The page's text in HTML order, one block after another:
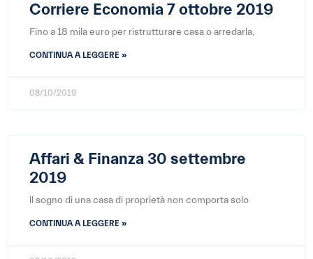
Corriere Economia 7 ottobre 2019
Fino a 18 mila euro per ristrutturare casa o arredarla,
CONTINUA A LEGGERE »
08/10/2019
Affari & Finanza 30 settembre
2019
ll sogno di una casa di proprietà non comporta solo
CONTINUA A LEGGERE »